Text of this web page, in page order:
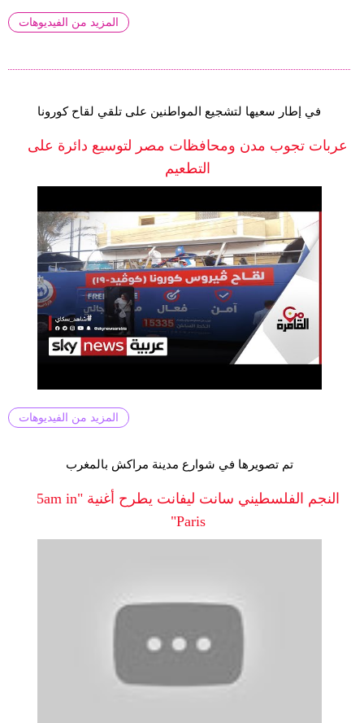
المزيد من الفيديوهات
في إطار سعيها لتشجيع المواطنين على تلقي لقاح كورونا
عربات تجوب مدن ومحافظات مصر لتوسيع دائرة على
التطعيم
المزيد من الفيديوهات
تم تصويرها في شوارع مدينة مراكش بالمغرب
النجم الفلسطيني سانت ليفانت يطرح أغنية "5am in
Paris"